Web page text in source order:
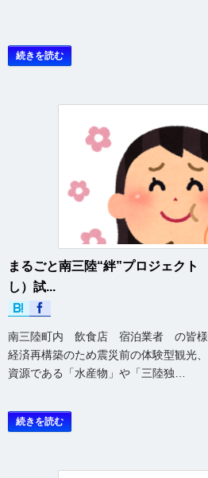
続きを読む
まるごと南三陸“絆”プロジェク
し）試...
南三陸町内 飲食店 宿泊業者 の皆様
経済再構築のため震災前の体験型観光
資源である「水産物」や「三陸独…
続きを読む